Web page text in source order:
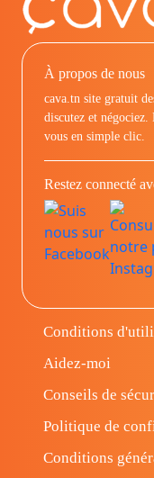
À propos de nous
cava.tn site gratuit
discutez et négociez.
vous en simple clic.
Restez connecté
Conditions
Aidez-moi
Conseils de
Politique de
Conditions